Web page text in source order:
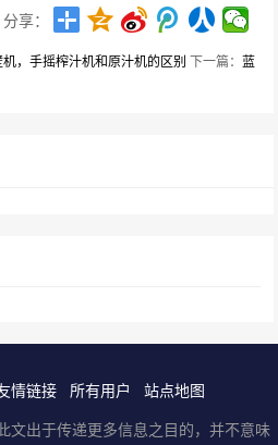
分享：
，手摇榨汁机和原汁机的区别 下一篇：蓝
情链接 所有用户
站点地图
文出于传递更多信息之目的，并不意味